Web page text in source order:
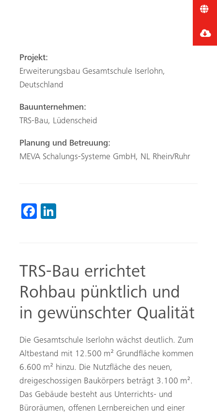
TRS-Bau errichtet
Rohbau pünktlich und
in gewünschter Qualität
Die Gesamtschule Iserlohn wächst deutlich. Zum
Altbestand mit 12.500 m² Grundfläche kommen
6.600 m² hinzu. Die Nutzfläche des neuen,
dreigeschossigen Baukörpers beträgt 3.100 m².
Das Gebäude besteht aus Unterrichts- und
Büroräumen, offenen Lernbereichen und einer
Projekt:
Erweiterungsbau Gesamtschule Iserlohn,
Deutschland
Bauunternehmen:
TRS-Bau, Lüdenscheid
Planung und Betreuung:
MEVA Schalungs-Systeme GmbH, NL Rhein/Ruhr
Fa
ok